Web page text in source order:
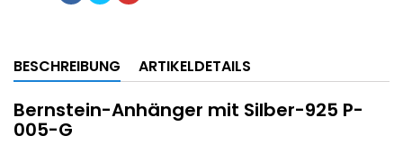
BESCHREIBUNG ARTIKELDETAILS
Bernstein-Anhänger mit Silber-925 P-
005-G